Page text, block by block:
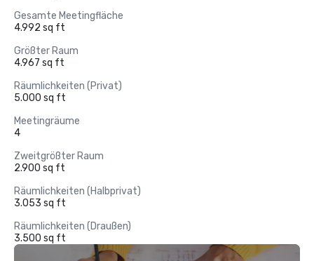
Gesamte Meetingfläche
4.992 sq ft
Größter Raum
4.967 sq ft
Räumlichkeiten (Privat)
5.000 sq ft
Meetingräume
4
Zweitgrößter Raum
2.900 sq ft
Räumlichkeiten (Halbprivat)
3.053 sq ft
Räumlichkeiten (Draußen)
3.500 sq ft